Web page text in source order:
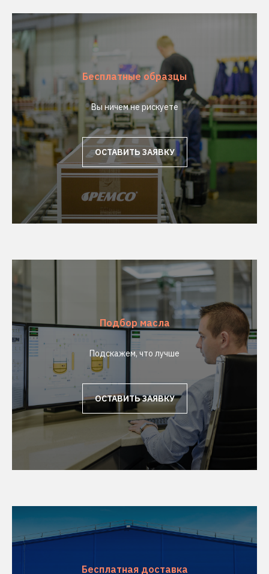
Бесплатные образцы
Вы ничем не рискуете
ОСТАВИТЬ ЗАЯВКУ
Подбор масла
Подскажем, что лучше
ОСТАВИТЬ ЗАЯВКУ
Бесплатная доставка